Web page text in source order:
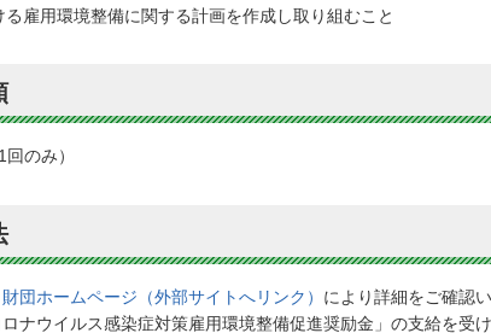
る雇用環境整備に関する計画を作成し取り組むこと
のみ）
団ホームページ（外部サイトへリンク） により詳細をご確認
ナウイルス感染症対策雇用環境整備促進奨励金」の支給を受